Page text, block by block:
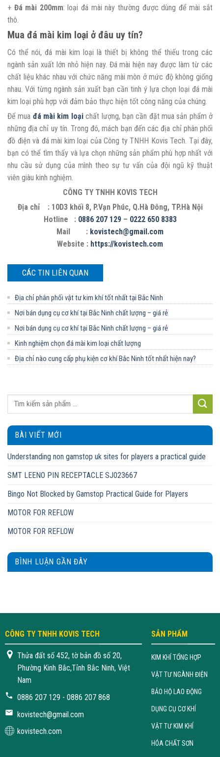
+ Đá mài 200mm: loại đá mài này thường được dùng để mài sắt
thô.
Mua đá mài kim loại ở đâu uy tín?
Có thể nói, đá mài kim loại là thiết bị không thể thiếu trong các
ngành sản xuất lớn nhỏ hiện nay. Đá mài hiện nay được làm từ các
chất liệu khác nhau với chức năng mài mòn ở mức độ không giống
nhau. Với từng ngành sản xuất bạn cần tinh ý lựa chọn loại đá mài
kim loại phù hợp với đảm bảo thực hiện tốt công năng của chúng.
Để mua đá mài kim loạichất lượng, bạn cần đặt mua sản phẩm ở
những địa chỉ uy tín. Trong đó, mách bạn đến các địa chỉ phân phối
đồ điện và đá mài kim loại của Công ty TNHH Kovis Tech. Tại đây,
bạn có thể tìm thấy và lựa chọn những sản phẩm phù hợp nhất với
nhu cầu sử dụng của mình theo sự tư vấn của đội ngũ kỹ thuật
viên giàu kinh nghiệm.
CÔNG TY TNHH KOVIS TECH
Địa chỉ : 10D3 khối 8, P.Vạn Phúc, Q.Hà Đông, TP.Hà Nội
Hotline : 0886 207 129– 0222 650 8383
Mail : kovistech@gmail.com
Website : https://kovistech.com
CÁC TIN LIÊN QUAN
Địa chỉ phân phối vật tư kim khí tốt nhất tại Bắc Ninh
Nơi bán dụng cụ cơ khí tại Bắc Ninh chất lượng – giá rẻ
Nơi bán dụng cụ cơ khí tại Bắc Ninh chất lượng – giá rẻ
Kinh nghiệm chọn đá mài kim loại chất lượng
Địa chỉ nào cung cấp phụ kiện cơ khí Bắc Ninh tốt nhất hiện nay?
BÀI VIẾT MỚI
Understanding non gamstop uk sites for players a practical guide
SMT LEENO PIN RECEPTACLE SJ023667
Bingo Not Blocked by Gamstop Practical Guide for Players
MOTOR FOR REFLOW
MOTOR FOR REFLOW
BÌNH LUẬN GẦN ĐÂY
CÔNG TY TNHH KOVIS TECH
Thửa đất số 452, tờ bản đồ số 20,
Phường Kinh Bắc,Tỉnh Bắc Ninh, Việt
Nam
0886 207 129 - 0886 207 868
kovistech@gmail.com
kovistech.com
SẢN PHẨM
KIM KHÍ TỔNG HỢP
VẬT TƯ NGÀNH ĐIỆN
BẢO HỘ LAO ĐỘNG
DỤNG CỤ CƠ KHÍ
VẬT TƯ KIM KHÍ
HÓA CHẤT SƠN